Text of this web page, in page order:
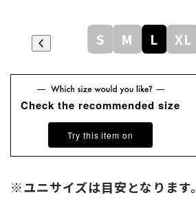
S M L XL
Check the recommended size
Try this item on
※ユニサイズは目安となります。